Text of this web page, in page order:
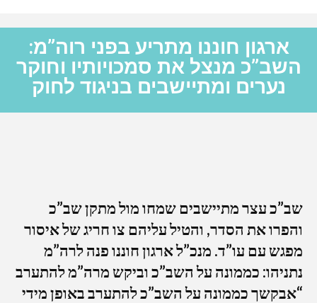
ארגון חוננו מתריע בפני רוה”מ:
השב”כ מנצל את סמכויותיו וחוקר
נערים ומתיישבים בניגוד לחוק
שב”כ עצר מתיישבים שמחו מול מתקן שב”כ
והפרו את הסדר, והטיל עליהם צו חריג של איסור
מפגש עם עו”ד. מנכ”ל ארגון חוננו פנה לרה”מ
נתניהו: כממונה על השב”כ וביקש מרה”מ להתערב
“אבקשך כממונה על השב”כ להתערב באופן מידי